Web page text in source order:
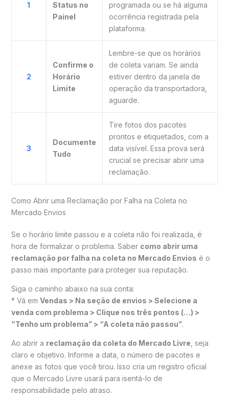
1
Status no
Painel
programada ou se há alguma
ocorrência registrada pela
plataforma.
2
Confirme o
Horário
Limite
Lembre-se que os horários
de coleta variam. Se ainda
estiver dentro da janela de
operação da transportadora,
aguarde.
3
Documente
Tudo
Tire fotos dos pacotes
prontos e etiquetados, com a
data visível. Essa prova será
crucial se precisar abrir uma
reclamação.
Como Abrir uma Reclamação por Falha na Coleta no
Mercado Envios
Se o horário limite passou e a coleta não foi realizada, é
hora de formalizar o problema. Saber como abrir uma
reclamação por falha na coleta no Mercado Envios é o
passo mais importante para proteger sua reputação.
Siga o caminho abaixo na sua conta:
* Vá em Vendas > Na seção de envios > Selecione a
venda com problema > Clique nos três pontos (…) >
“Tenho um problema” > “A coleta não passou”.
Ao abrir a reclamação da coleta do Mercado Livre , seja
claro e objetivo. Informe a data, o número de pacotes e
anexe as fotos que você tirou. Isso cria um registro oficial
que o Mercado Livre usará para isentá-lo de
responsabilidade pelo atraso.